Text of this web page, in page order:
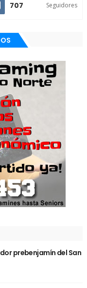
707 Seguidores
prebenjamín del San